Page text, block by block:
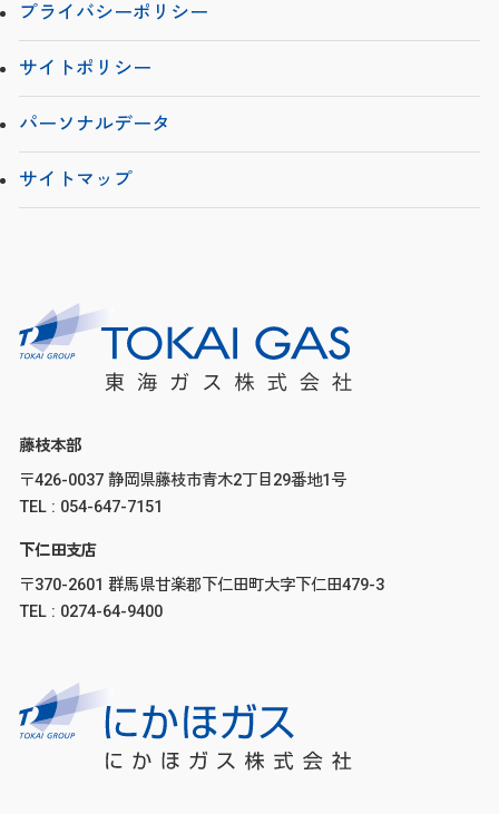
プライバシーポリシー
サイトポリシー
パーソナルデータ
サイトマップ
藤枝本部
〒426-0037 静岡県藤枝市青木2丁目29番地1号
TEL : 054-647-7151
下仁田支店
〒370-2601 群馬県甘楽郡下仁田町大字下仁田479-3
TEL : 0274-64-9400